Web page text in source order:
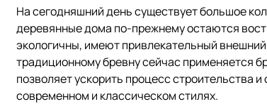
На сегодняшний день существует большое
деревянные дома по-прежнему остаются
экологичны, имеют привлекательный
традиционному бревну сейчас применяется
позволяет ускорить процесс строительства
современном и классическом стилях.